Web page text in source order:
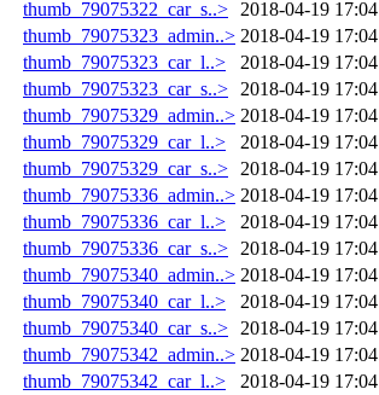
thumb_79075322_car_s..> 2018-04-19 17:04
thumb_79075323_admin..> 2018-04-19 17:04
thumb_79075323_car_l..>
2018-04-19 17:04
thumb_79075323_car_s..>
2018-04-19 17:04
thumb_79075329_admin..> 2018-04-19 17:04
thumb_79075329_car_l..>
2018-04-19 17:04
thumb_79075329_car_s..>
2018-04-19 17:04
thumb_79075336_admin..> 2018-04-19 17:04
thumb_79075336_car_l..>
2018-04-19 17:04
thumb_79075336_car_s..>
2018-04-19 17:04
thumb_79075340_admin..> 2018-04-19 17:04
thumb_79075340_car_l..>
2018-04-19 17:04
thumb_79075340_car_s..>
2018-04-19 17:04
thumb_79075342_admin..> 2018-04-19 17:04
thumb_79075342_car_l..>
2018-04-19 17:04